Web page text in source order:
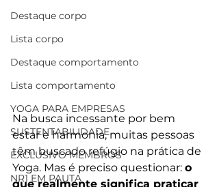
Destaque corpo
Lista corpo
Destaque comportamento
Lista comportamento
YOGA PARA EMPRESAS
SUSTENTABILIDADE
EXCLUSIVO MEMBROS
NR1 EM PAUTA
Na busca incessante por bem
estar e harmonia, muitas pessoas
têm buscado refúgio na prática de
Yoga. Mas é preciso questionar: o
que realmente significa praticar